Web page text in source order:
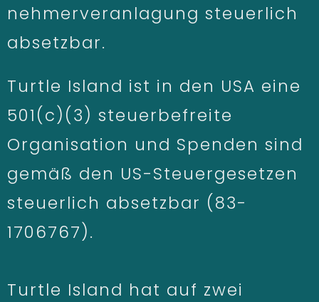
nehmerveranlagung steuerlich
absetzbar.
Turtle Island ist in den USA eine
501(c)(3) steuerbefreite
Organisation und Spenden sind
gemäß den US-Steuergesetzen
steuerlich absetzbar (83-
1706767).
Turtle Island hat auf zwei